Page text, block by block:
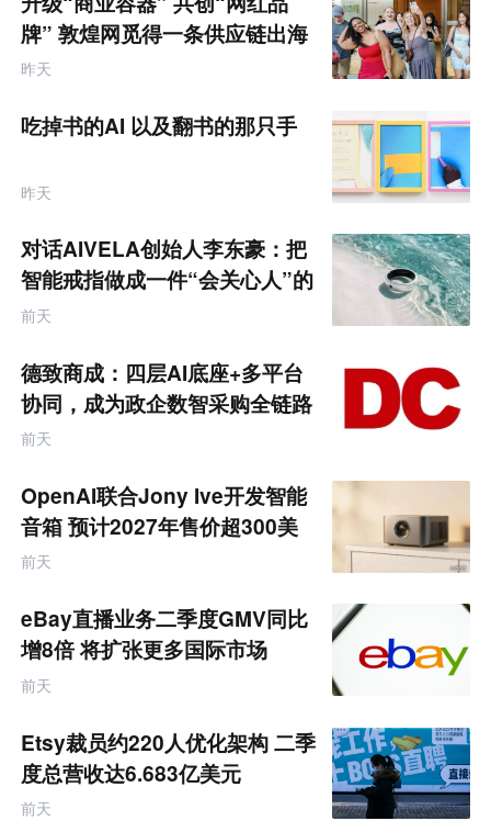
产
业
互
联
网
题
牌” 敦煌网觅得一条供应链出海
的新路径
昨天
吃掉书的AI 以及翻书的那只手
昨天
对话AIVELA创始人李东豪：把
智能戒指做成一件“会关心人”的
饰品
前天
德致商成：四层AI底座+多平台
协同，成为政企数智采购全链路
服务商
前天
OpenAI联合Jony Ive开发智能
音箱 预计2027年售价超300美
元
前天
eBay直播业务二季度GMV同比
增8倍 将扩张更多国际市场
前天
Etsy裁员约220人优化架构 二季
度总营收达6.683亿美元
前天